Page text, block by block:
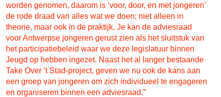
worden genomen, daarom is ‘voor, door, en met jongeren’
de rode draad van alles wat we doen; niet alleen in
theorie, maar ook in de praktijk. Je kan de adviesraad
voor Antwerpse jongeren gerust zien als het sluitstuk van
het participatiebeleid waar we deze legislatuur binnen
Jeugd op hebben ingezet. Naast het al langer bestaande
Take Over ’t Stad-project, geven we nu ook de kans aan
een groep van jongeren om zich individueel te engageren
en organiseren binnen een adviesraad.”